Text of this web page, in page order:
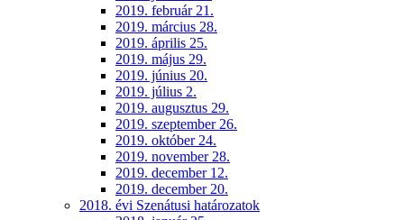
2019. február 21.
2019. március 28.
2019. április 25.
2019. május 29.
2019. június 20.
2019. július 2.
2019. augusztus 29.
2019. szeptember 26.
2019. október 24.
2019. november 28.
2019. december 12.
2019. december 20.
2018. évi Szenátusi határozatok